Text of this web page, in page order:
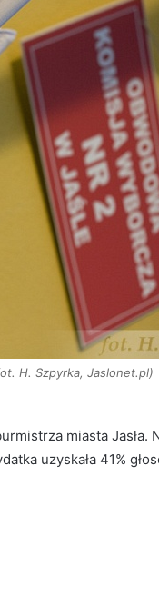
H. Szpyrka, Jaslonet.pl)
miasta Jasła.
uzyskała 41%